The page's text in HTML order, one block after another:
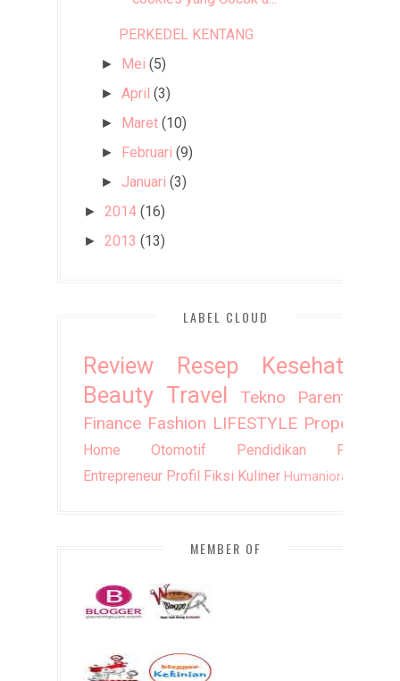
PERKEDEL KENTANG
► Mei (5)
►April (3)
► Maret (10)
► Februari (9)
► Januari (3)
► 2014 (16)
► 2013 (13)
LABEL CLOUD
Review Resep
Kesehatan
Beauty Travel Tekno
Parenting
Finance Fashion LIFESTYLE Property
Home Otomotif Pendidikan
Puisi
Entrepreneur Profil Fiksi Kuliner Humaniora
MEMBER OF